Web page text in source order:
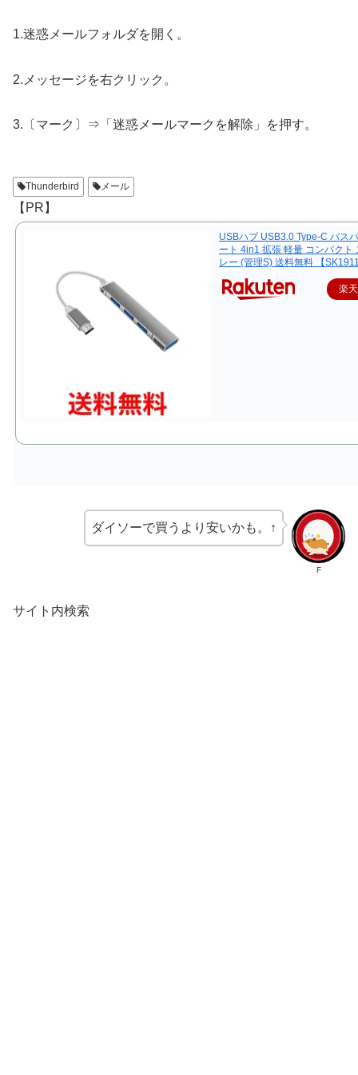
1.迷惑メールフォルダを開く。
2.メッセージを右クリック。
3.〔マーク〕⇒「迷惑メールマークを解除」を押す。
Thunderbird メール
【PR】
USBハブ USB3.0 Type-C バス
ート 4in1 拡張 軽量 コンパクト
レー (管理S) 送料無料 【
楽
F
ダイソーで買うより安いかも。↑
サイト内検索